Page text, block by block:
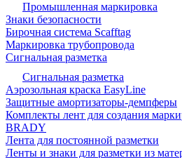
Промышленная маркировка
Знаки безопасности
Бирочная система Scafftag
Маркировка трубопровода
Сигнальная разметка
Сигнальная разметка
Аэрозольная краска EasyLine
Защитные амортизаторы-демпферы
Комплекты лент для создания
BRADY
Лента для постоянной разметки
Ленты и знаки для разметки из